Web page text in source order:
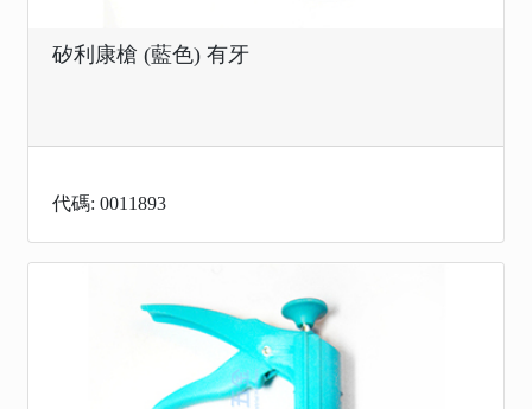
矽利康槍 (藍色) 有牙
代碼: 0011893